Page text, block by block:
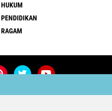
HUKUM
PENDIDIKAN
RAGAM
Pedoman Media Siber